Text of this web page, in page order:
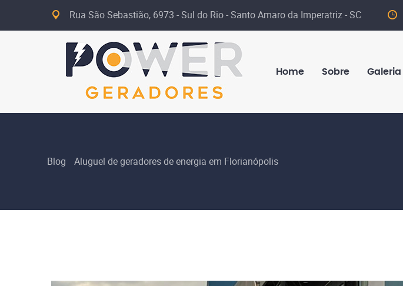
Rua São Sebastião, 6973 - Sul do Rio - Santo Amaro da Imperatriz - SC
Home Sobre Galeria
Blog Aluguel de geradores de energia em Florianópolis